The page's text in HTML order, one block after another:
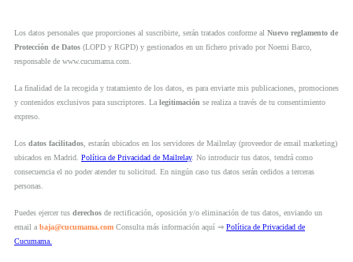
Los datos personales que proporciones al suscribirte, serán tratados conforme al Nuevo reglamento de
Protección de Datos (LOPD y RGPD) y gestionados en un fichero privado por Noemi Barco,
responsable de www.cucumama.com.
La finalidad de la recogida y tratamiento de los datos, es para enviarte mis publicaciones, promociones
y contenidos exclusivos para suscriptores. La legitimación se realiza a través de tu consentimiento
expreso.
Los datos facilitados , estarán ubicados en los servidores de Mailrelay (proveedor de email marketing)
ubicados en Madrid. Política de Privacidad de Mailrelay. No introducir tus datos, tendrá como
consecuencia el no poder atender tu solicitud. En ningún caso tus datos serán cedidos a terceras
personas.
Puedes ejercer tus derechos de rectificación, oposición y/o eliminación de tus datos, enviando un
email a baja@cucumama.com Consulta más información aquí ⇒ Política de Privacidad de
Cucumama.